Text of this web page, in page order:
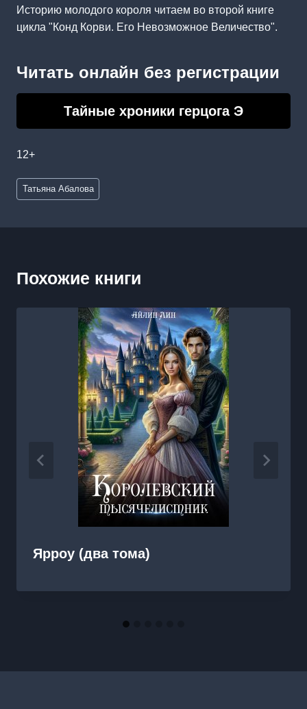
Историю молодого короля читаем во второй книге
цикла "Конд Корви. Его Невозможное Величество".
Читать онлайн без регистрации
Тайные хроники герцога Э
12+
Метки
записи:
Татьяна Абалова
Похожие книги
Ярроу (два тома)